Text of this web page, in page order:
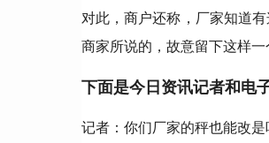
对此，商户还称，厂家知道
商家所说的，故意留下这样
下面是今日资讯记者和电
记者：你们厂家的秤也能改是